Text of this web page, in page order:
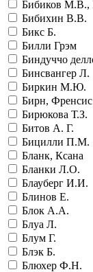
Бибиков М.В.,
Бибихин В.В.
Бикс Б.
Билли Грэм
Биндуччо
Бинсвангер Л.
Биркин М.Ю.
Бирн,
Бирюкова Т.З.
Битов А. Г.
Бицилли П.М.
Бланк, Ксана
Бланки Л.О.
Блауберг И.И.
Блинов Е.
Блок А.А.
Блуа Л.
Блум Г.
Блэк Б.
Блюхер Ф.Н.